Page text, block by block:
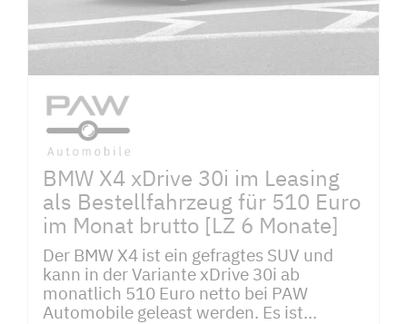
BMW X4 xDrive 30i im Leasing
als Bestellfahrzeug für 510 Euro
im Monat brutto [LZ 6 Monate]
Der BMW X4 ist ein gefragtes SUV und
kann in der Variante xDrive 30i ab
monatlich 510 Euro netto bei PAW
Automobile geleast werden. Es ist...